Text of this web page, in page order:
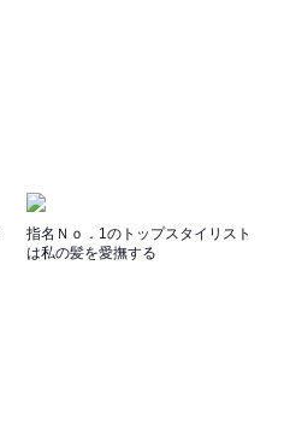
指名Ｎｏ．1のトップスタイリスト
は私の髪を愛撫する